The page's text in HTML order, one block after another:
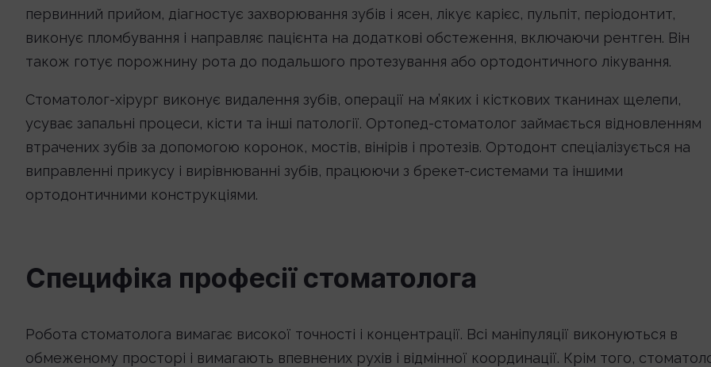
первинний прийом, діагностує захворювання зубів і ясен, лікує карієс, пульпіт, періодонтит,
виконує пломбування і направляє пацієнта на додаткові обстеження, включаючи рентген. Він
також готує порожнину рота до подальшого протезування або ортодонтичного лікування.
Стоматолог-хірург виконує видалення зубів, операції на м’яких і кісткових тканинах щелепи,
усуває запальні процеси, кісти та інші патології. Ортопед-стоматолог займається відновленням
втрачених зубів за допомогою коронок, мостів, вінірів і протезів. Ортодонт спеціалізується на
виправленні прикусу і вирівнюванні зубів, працюючи з брекет-системами та іншими
ортодонтичними конструкціями.
Специфіка професії стоматолога
Робота стоматолога вимагає високої точності і концентрації. Всі маніпуляції виконуються в
обмеженому просторі і вимагають впевнених рухів і відмінної координації. Крім того,